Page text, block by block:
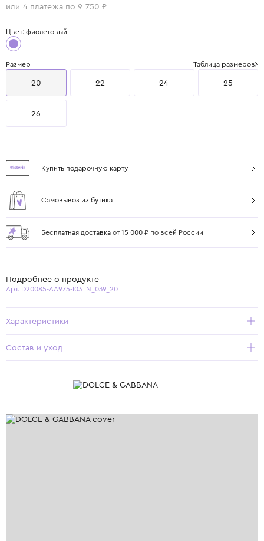
или 4 платежа по 9 750 ₽
Цвет: фиолетовый
Размер Таблица размеров
20 22 24 25
26
Купить подарочную карту
Самовывоз из бутика
Бесплатная доставка от 15 000 ₽ по всей России
Подробнее о продукте
Арт. D20085-AA975-I03TN_039_20
Характеристики
Состав и уход